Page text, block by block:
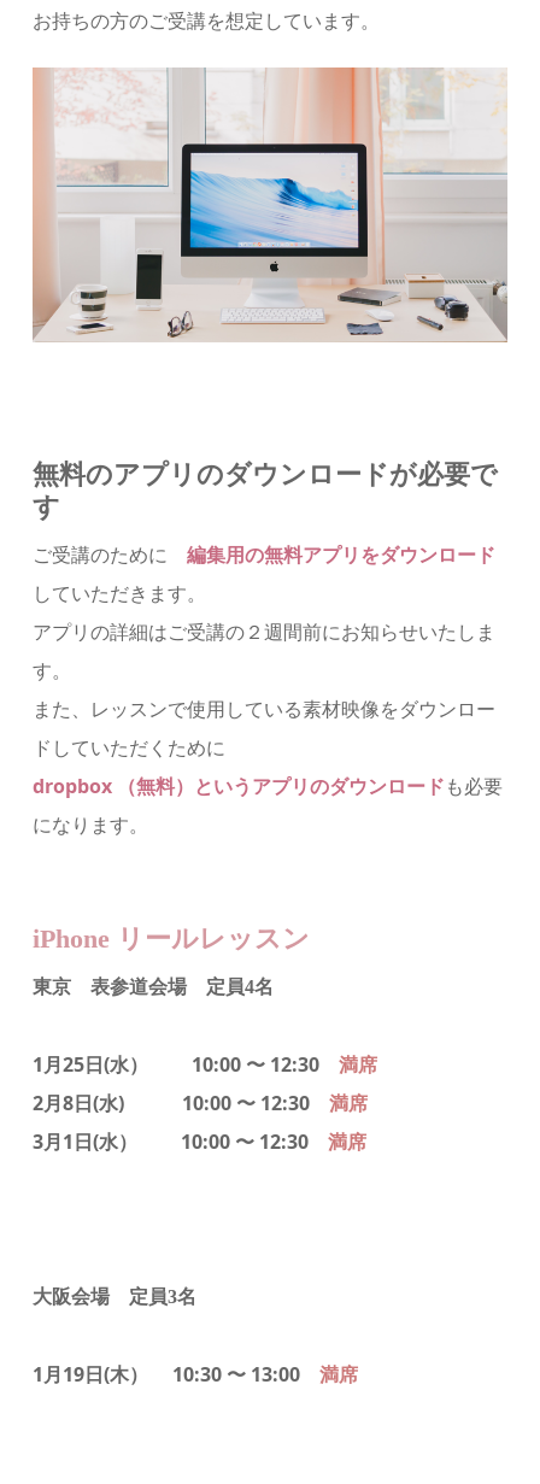
お持ちの方のご受講を想定しています。
無料のアプリのダウンロードが必要で
す
ご受講のために編集用の無料アプリをダウンロード
していただきます。
アプリの詳細はご受講の２週間前にお知らせいたしま
す。
また、レッスンで使用している素材映像をダウンロー
ドしていただくために
dropbox （無料）というアプリのダウンロードも必要
になります。
iPhone リールレッスン
東京 表参道会場 定員4名
1月25日(水） 10:00 〜 12:30
満席
2月8日(水)
10:00 〜 12:30
満席
3月1日(水）
10:00 〜 12:30 満席
大阪会場 定員3名
1月19日(木） 10:30 〜 13:00 満席